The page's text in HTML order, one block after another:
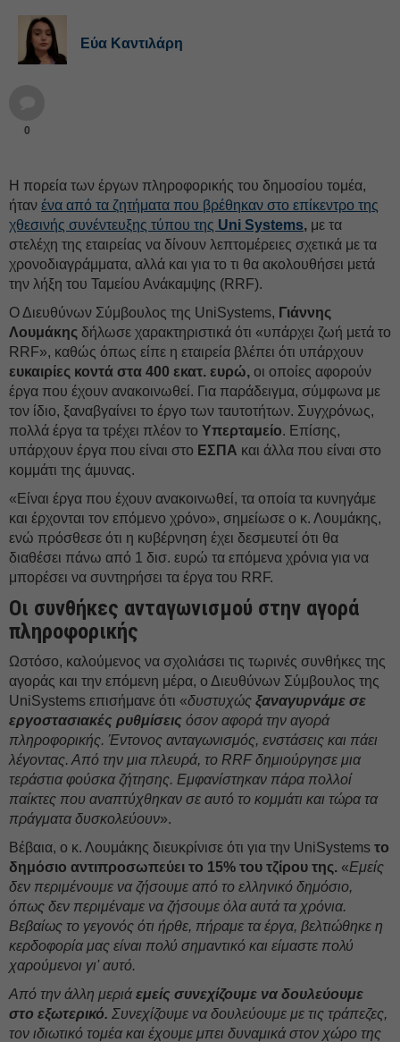
Εύα Καντιλάρη
0
Η πορεία των έργων πληροφορικής του δημοσίου τομέα,
ήταν ένα από τα ζητήματα που βρέθηκαν στο επίκεντρο της
χθεσινής συνέντευξης τύπου της Uni Systems, με τα
στελέχη της εταιρείας να δίνουν λεπτομέρειες σχετικά με τα
χρονοδιαγράμματα, αλλά και για το τι θα ακολουθήσει μετά
την λήξη του Ταμείου Ανάκαμψης (RRF).
Ο Διευθύνων Σύμβουλος της UniSystems, Γιάννης
Λουμάκης δήλωσε χαρακτηριστικά ότι «υπάρχει ζωή μετά το
RRF», καθώς όπως είπε η εταιρεία βλέπει ότι υπάρχουν
ευκαιρίες κοντά στα 400 εκατ. ευρώ, οι οποίες αφορούν
έργα που έχουν ανακοινωθεί. Για παράδειγμα, σύμφωνα με
τον ίδιο, ξαναβγαίνει το έργο των ταυτοτήτων. Συγχρόνως,
πολλά έργα τα τρέχει πλέον το Υπερταμείο. Επίσης,
υπάρχουν έργα που είναι στο ΕΣΠΑ και άλλα που είναι στο
κομμάτι της άμυνας.
«Είναι έργα που έχουν ανακοινωθεί, τα οποία τα κυνηγάμε
και έρχονται τον επόμενο χρόνο», σημείωσε ο κ. Λουμάκης,
ενώ πρόσθεσε ότι η κυβέρνηση έχει δεσμευτεί ότι θα
διαθέσει πάνω από 1 δισ. ευρώ τα επόμενα χρόνια για να
μπορέσει να συντηρήσει τα έργα του RRF.
Οι συνθήκες ανταγωνισμού στην αγορά
πληροφορικής
Ωστόσο, καλούμενος να σχολιάσει τις τωρινές συνθήκες της
αγοράς και την επόμενη μέρα, ο Διευθύνων Σύμβουλος της
UniSystems επισήμανε ότι «δυστυχώς ξαναγυρνάμε σε
εργοστασιακές ρυθμίσεις όσον αφορά την αγορά
πληροφορικής. Έντονος ανταγωνισμός, ενστάσεις και πάει
λέγοντας. Από την μια πλευρά, το RRF δημιούργησε μια
τεράστια φούσκα ζήτησης. Εμφανίστηκαν πάρα πολλοί
παίκτες που αναπτύχθηκαν σε αυτό το κομμάτι και τώρα τα
πράγματα δυσκολεύουν».
Βέβαια, ο κ. Λουμάκης διευκρίνισε ότι για την UniSystems το
δημόσιο αντιπροσωπεύει το 15% του τζίρου της. «Εμείς
δεν περιμένουμε να ζήσουμε από το ελληνικό δημόσιο,
όπως δεν περιμέναμε να ζήσουμε όλα αυτά τα χρόνια.
Βεβαίως το γεγονός ότι ήρθε, πήραμε τα έργα, βελτιώθηκε η
κερδοφορία μας είναι πολύ σημαντικό και είμαστε πολύ
χαρούμενοι γι' αυτό.
Από την άλλη μεριά εμείς συνεχίζουμε να δουλεύουμε
στο εξωτερικό. Συνεχίζουμε να δουλεύουμε με τις τράπεζες,
τον ιδιωτικό τομέα και έχουμε μπει δυναμικά στον χώρο της